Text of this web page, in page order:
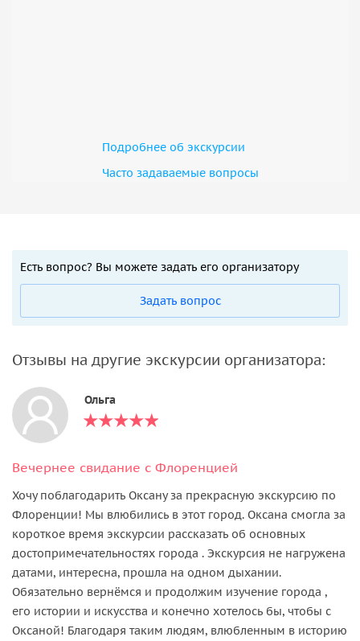
Подробнее об экскурсии
Часто задаваемые вопросы
Есть вопрос? Вы можете задать его организатору
Задать вопрос
Отзывы на другие экскурсии организатора:
Ольга
Вечернее свидание с Флоренцией
Хочу поблагодарить Оксану за прекрасную экскурсию по
Флоренции! Мы влюбились в этот город. Оксана смогла за
короткое время экскурсии рассказать об основных
достопримечательностях города . Экскурсия не нагружена
датами, интересна, прошла на одном дыхании.
Обязательно вернёмся и продолжим изучение города ,
его истории и искусства и конечно хотелось бы, чтобы с
Оксаной! Благодаря таким людям, влюбленным в историю